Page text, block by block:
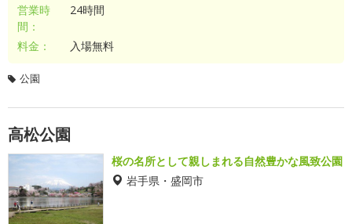
営業時
間：
24時間
料金： 入場無料
公園
高松公園
桜の名所として親しまれる自然豊かな風致公園
岩手県・盛岡市